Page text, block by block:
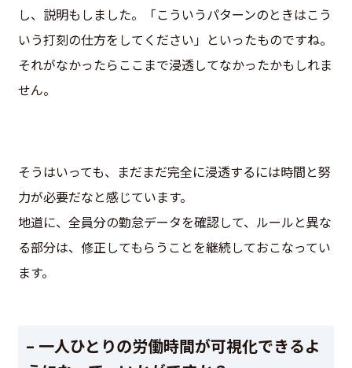
し、説明もしました。「こういうパターンのときはこう
いう打刻の仕方をしてください」といったものですね。
それがなかったらここまで浸透してなかったかもしれま
せん。
そうはいっても、まだまだ完全に浸透するには時間と努
力が必要だなと感じています。
地道に、全員分の勤怠データを確認して、ルールと異な
る部分は、修正してもらうことを継続しておこなってい
ます。
– 一人ひとりの労働時間が可視化できるよ